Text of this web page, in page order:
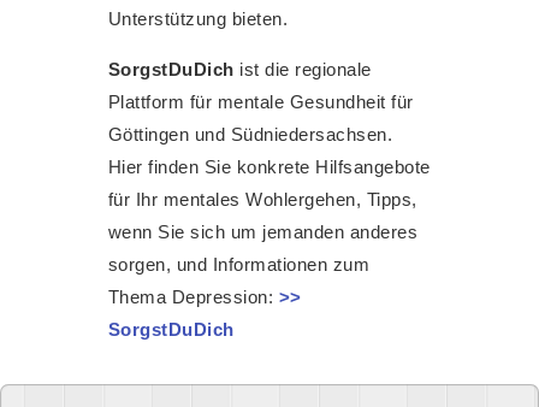
Unterstützung bieten.
SorgstDuDich ist die regionale
Plattform für mentale Gesundheit für
Göttingen und Südniedersachsen.
Hier finden Sie konkrete Hilfsangebote
für Ihr mentales Wohlergehen, Tipps,
wenn Sie sich um jemanden anderes
sorgen, und Informationen zum
Thema Depression: >>
SorgstDuDich